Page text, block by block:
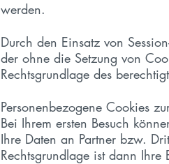
werden.
Durch den Einsatz von
der ohne die Setzung von
Rechtsgrundlage des
Personenbezogene Cookies
Bei Ihrem ersten Besuch
Ihre Daten an Partner bzw.
Rechtsgrundlage ist dann